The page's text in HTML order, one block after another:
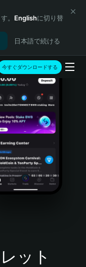
。 Englishに切り替
日本語で続ける
今すぐダウンロードする
ット